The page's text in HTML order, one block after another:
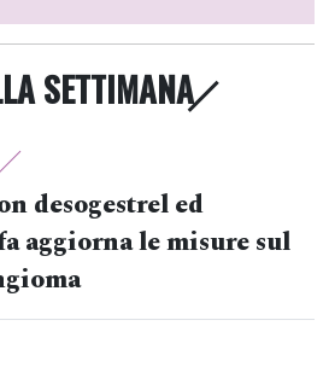
SETTIMANA
desogestrel ed
aggiorna le misure sul